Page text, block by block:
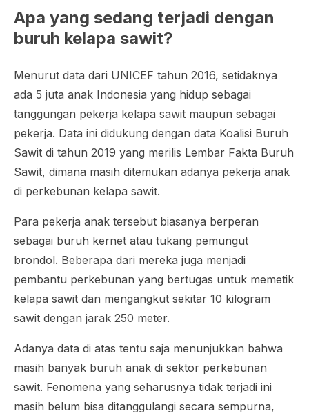
Apa yang sedang terjadi dengan
buruh kelapa sawit?
Menurut data dari UNICEF tahun 2016, setidaknya
ada 5 juta anak Indonesia yang hidup sebagai
tanggungan pekerja kelapa sawit maupun sebagai
pekerja. Data ini didukung dengan data Koalisi Buruh
Sawit di tahun 2019 yang merilis Lembar Fakta Buruh
Sawit, dimana masih ditemukan adanya pekerja anak
di perkebunan kelapa sawit.
Para pekerja anak tersebut biasanya berperan
sebagai buruh kernet atau tukang pemungut
brondol. Beberapa dari mereka juga menjadi
pembantu perkebunan yang bertugas untuk memetik
kelapa sawit dan mengangkut sekitar 10 kilogram
sawit dengan jarak 250 meter.
Adanya data di atas tentu saja menunjukkan bahwa
masih banyak buruh anak di sektor perkebunan
sawit. Fenomena yang seharusnya tidak terjadi ini
masih belum bisa ditanggulangi secara sempurna,